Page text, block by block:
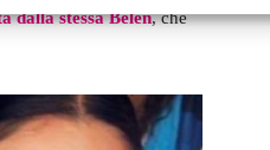
dalla stessa Belen, che